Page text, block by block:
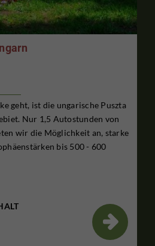
geht, ist die ungarische Puszta
Nur 1,5 Autostunden von
wir die Möglichkeit an, starke
bis 500 - 600
